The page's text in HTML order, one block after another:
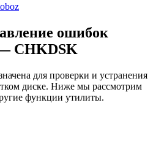
ошибок
CHKDSK
для проверки и устранения
диске. Ниже мы рассмотрим
функции утилиты.